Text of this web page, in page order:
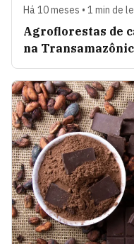
Há 10 meses • 1 min de
Agroflorestas de
na